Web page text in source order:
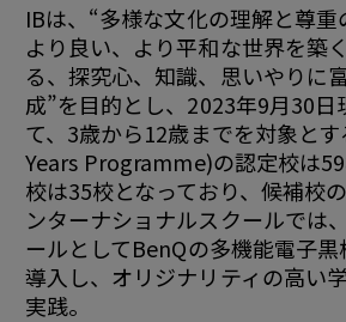
IBは、“多様な文化の理解と尊重
より良い、より平和な世界を築
る、探究心、知識、思いやりに
成”を目的とし、2023年9月30日
て、3歳から12歳までを対象と
Years Programme)の認定校は
校は35校となっており、候補校
ンターナショナルスクールでは
ールとしてBenQの多機能電子
導入し、オリジナリティの高い
実践。